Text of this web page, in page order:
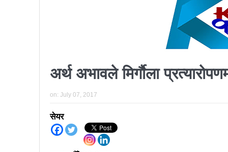
प्रतिनिधिसभा सदस्य
निर्वाचनले सङ्घीय
पुरस्कार वितरणबिनै काउन्सिलले
अर्थ अभावले मिर्गाैला
on: July 07, 2017
सेयर